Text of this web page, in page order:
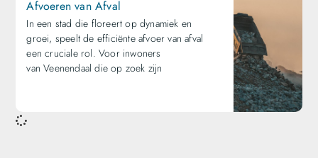
Afvoeren van Afval
In een stad die floreert op dynamiek en
groei, speelt de efficiënte afvoer van afval
een cruciale rol. Voor inwoners
van Veenendaal die op zoek zijn